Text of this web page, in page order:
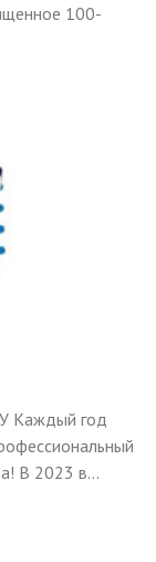
100-
Каждый год
В 2023 в...